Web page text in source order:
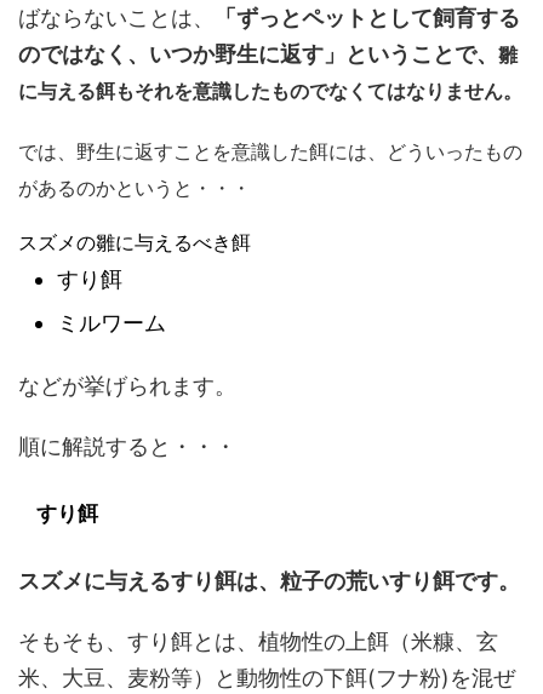
ばならないことは、
「ずっとペットとして飼育する
のではなく、いつか野生に返す」ということで、 雛
に与える餌もそれを意識したものでなくてはなりません。
では、野生に返すことを意識した餌には、どういったもの
があるのかというと・・・
スズメの雛に与えるべき餌
すり餌
ミルワーム
などが挙げられます。
順に解説すると・・・
すり餌
スズメに与えるすり餌は、粒子の荒いすり餌です。
そもそも、 すり餌とは、植物性の上餌（米糠、玄
米、大豆、麦粉等）と動物性の下餌(フナ粉)を混ぜ